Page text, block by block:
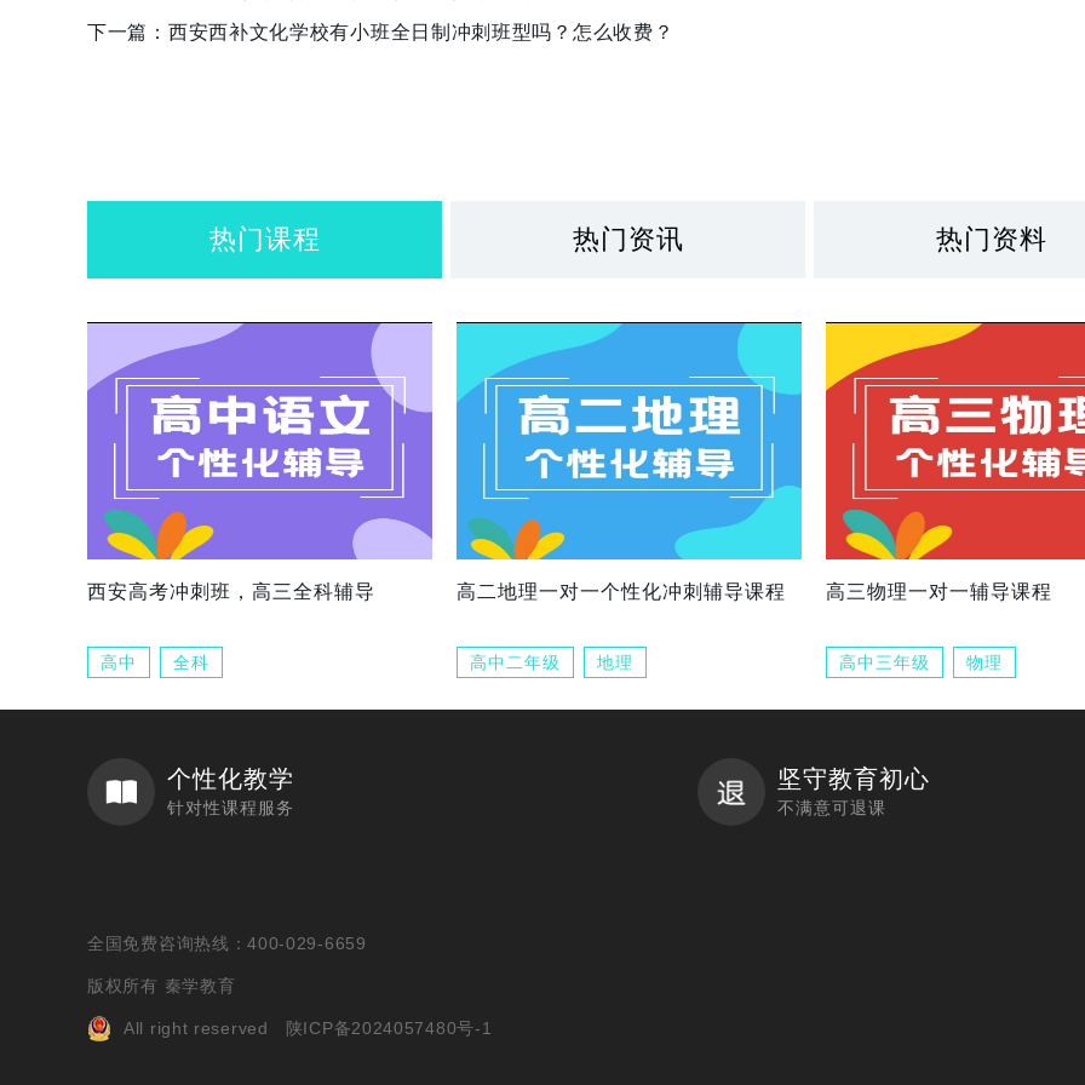
下一篇： 西安西补文化学校有小班全日制冲刺班型吗？怎么收费？
热门课程 热门资讯 热门资料
西安高考冲刺班，高三全科辅导
高中 全科
高二地理一对一个性化冲刺辅导课程
高中二年级 地理
高三物理一对一辅导课程
高中三年级 物理
个性化教学
针对性课程服务
坚守教育初心
不满意可退课
全国免费咨询热线：400-029-6659
版权所有 秦学教育
All right reserved 陕ICP备2024057480号-1